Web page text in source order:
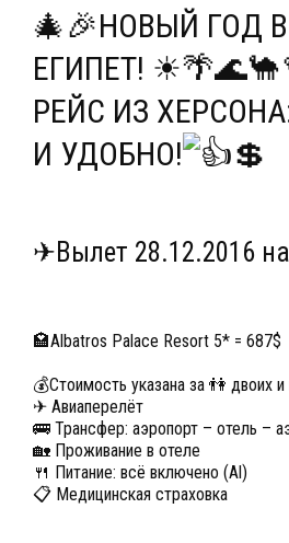
🎄🎉НОВЫЙ ГОД
ЕГИПЕТ!
РЕЙС ИЗ
И УДОБНО!
💲
✈Вылет 28.12.2016
🏩Albatros Palace Resort 5* = 687$
💰Стоимость указана за 👫 двоих
✈ Авиаперелёт
🚌 Трансфер: аэропорт – отель –
🏡 Проживание в отеле
🍴 Питание: всё включено (Al)
📋 Медицинская страховка